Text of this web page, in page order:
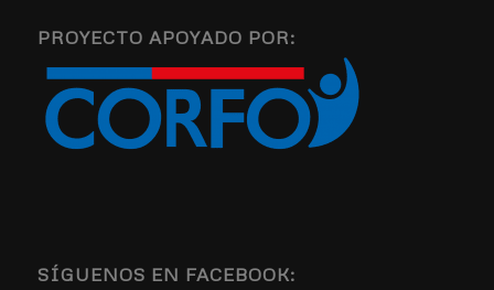
PROYECTO APOYADO POR:
SÍGUENOS EN FACEBOOK: